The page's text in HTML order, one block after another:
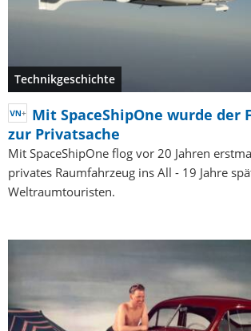
Technikgeschichte
Mit SpaceShipOne wurde der
zur Privatsache
Mit SpaceShipOne flog vor 20 Jahren
privates Raumfahrzeug ins All - 19 Jahre
Weltraumtouristen.